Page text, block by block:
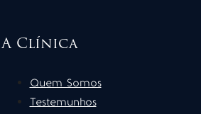
A Clínica
Quem Somos
Testemunhos